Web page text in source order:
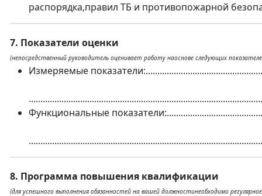
распорядка,правил ТБ и противопожарной
7. Показатели оценки
(непосредственный руководитель оценивает работу наоснове следующих
Измеряемые
Функциональные
8. Программа повышения квалификации
(для успешного выполнения обязанностей на вашей должностинеобходимо